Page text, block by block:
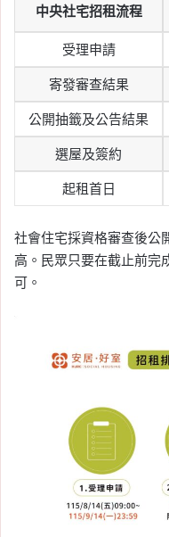
中央社宅招租流程
受理申請
寄發審查結果
公開抽籤及公告結果
選屋及簽約
起租首日
社會住宅採資格審查後公
高。民眾只要在截止前完
可。